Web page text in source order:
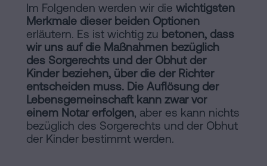
Im Folgenden werden wir die wichtigsten
Merkmale dieser beiden Optionen
erläutern. Es ist wichtig zu betonen, dass
wir uns auf die Maßnahmen bezüglich
des Sorgerechts und der Obhut der
Kinder beziehen, über die der Richter
entscheiden muss. Die Auflösung der
Lebensgemeinschaft kann zwar vor
einem Notar erfolgen, aber es kann nichts
bezüglich des Sorgerechts und der Obhut
der Kinder bestimmt werden.